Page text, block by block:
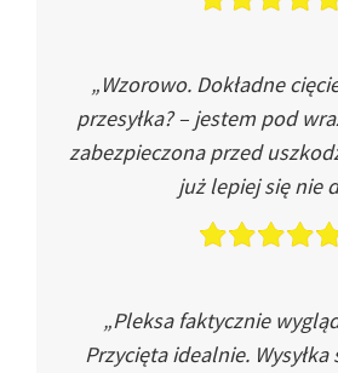
„Wzorowo. Dokładne
przesyłka? – jestem pod
zabezpieczona przed
już lepiej się nie
„Pleksa faktycznie
Przycięta idealnie.